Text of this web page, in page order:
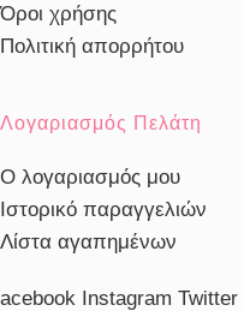
Όροι χρήσης
Πολιτική απορρήτου
Λογαριασμός Πελάτη
Ο λογαριασμός μου
Ιστορικό παραγγελιών
Λίστα αγαπημένων
Instagram Twitter